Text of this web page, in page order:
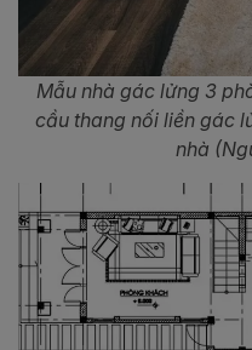
Mẫu nhà gác lửng 3
cầu thang nối liền gác
nhà